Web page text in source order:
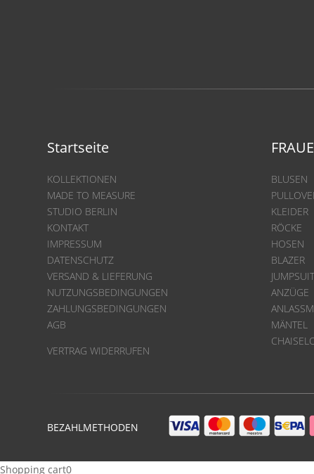
Startseite
KOLLEKTIONEN
MADE TO MEASURE
STUDIO BERLIN
KONTAKT
IMPRESSUM
DATENSCHUTZ
VERSAND & LIEFERUNG
NUTZUNGSBEDINGUNGEN
ZAHLUNGSBEDINGUNGEN
AGB
VERTRAG WIDERRUFEN
BLUSEN
KLEIDER
RÖCKE
HOSEN
BLAZER
ANZÜGE
MÄNTEL
BEZAHLMETHODEN
Shopping cart0